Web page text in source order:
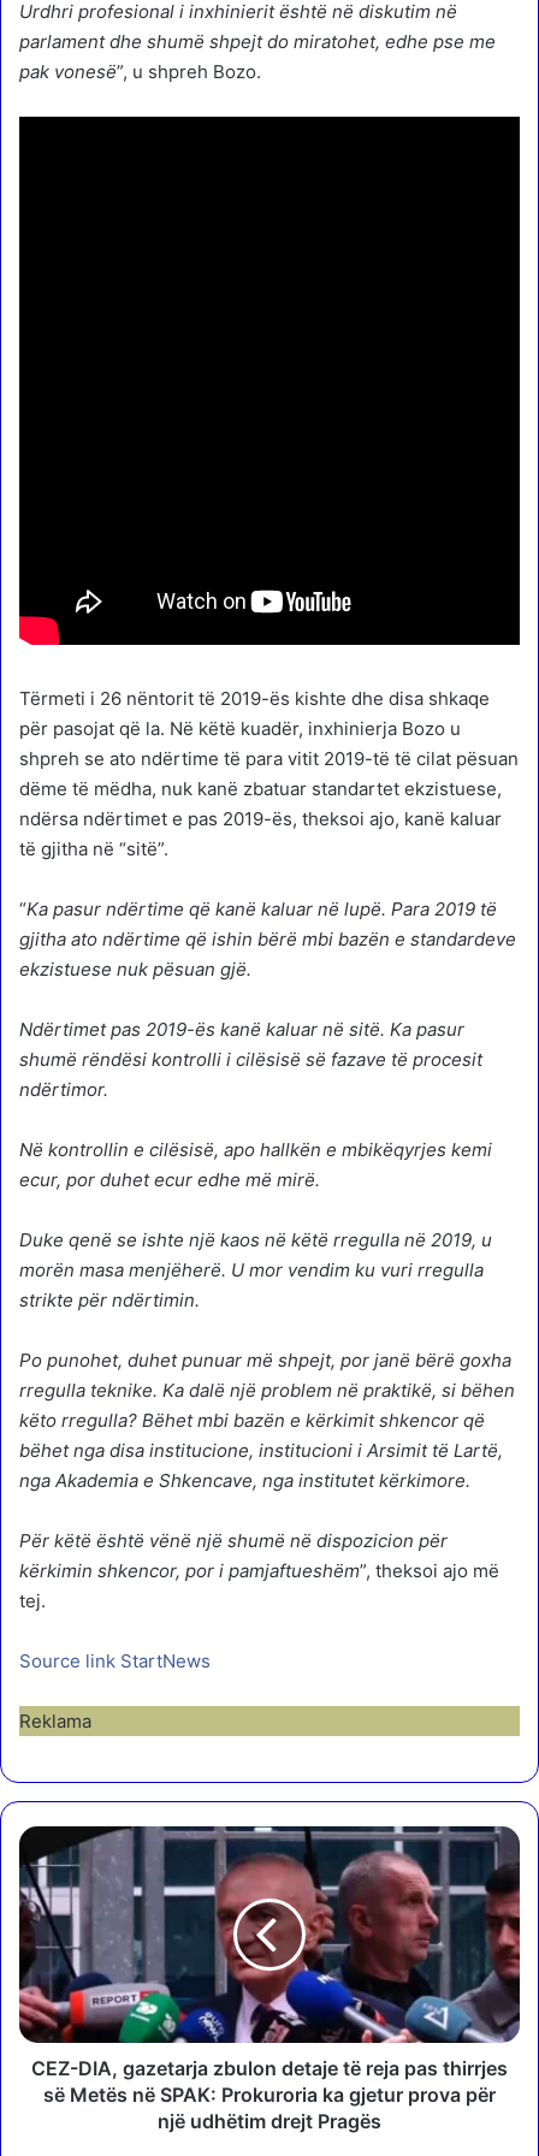
Urdhri profesional i inxhinierit është në diskutim në
parlament dhe shumë shpejt do miratohet, edhe pse me
pak vonesë”, u shpreh Bozo.
Tërmeti i 26 nëntorit të 2019-ës kishte dhe disa shkaqe
për pasojat që la. Në këtë kuadër, inxhinierja Bozo u
shpreh se ato ndërtime të para vitit 2019-të të cilat pësuan
dëme të mëdha, nuk kanë zbatuar standartet ekzistuese,
ndërsa ndërtimet e pas 2019-ës, theksoi ajo, kanë kaluar
të gjitha në “sitë”.
“Ka pasur ndërtime që kanë kaluar në lupë. Para 2019 të
gjitha ato ndërtime që ishin bërë mbi bazën e standardeve
ekzistuese nuk pësuan gjë.
Ndërtimet pas 2019-ës kanë kaluar në sitë. Ka pasur
shumë rëndësi kontrolli i cilësisë së fazave të procesit
ndërtimor.
Në kontrollin e cilësisë, apo hallkën e mbikëqyrjes kemi
ecur, por duhet ecur edhe më mirë.
Duke qenë se ishte një kaos në këtë rregulla në 2019, u
morën masa menjëherë. U mor vendim ku vuri rregulla
strikte për ndërtimin.
Po punohet, duhet punuar më shpejt, por janë bërë goxha
rregulla teknike. Ka dalë një problem në praktikë, si bëhen
këto rregulla? Bëhet mbi bazën e kërkimit shkencor që
bëhet nga disa institucione, institucioni i Arsimit të Lartë,
nga Akademia e Shkencave, nga institutet kërkimore.
Për këtë është vënë një shumë në dispozicion për
kërkimin shkencor, por i pamjaftueshëm”, theksoi ajo më
tej.
Source link StartNews
Reklama
C
E
Z
D
A
,
g
CEZ-DIA, gazetarja zbulon detaje të reja pas thirrjes
së Metës në SPAK: Prokuroria ka gjetur prova për
një udhëtim drejt Pragës